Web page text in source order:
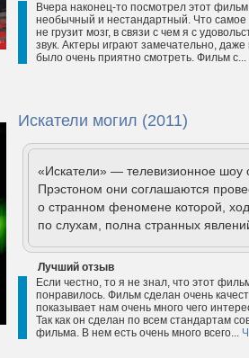
Вчера наконец-то посмотрел этот
необычный и нестандартный. Что самое
не грузит мозг, в связи с чем я с
звук. Актеры играют замечательно,
было очень приятно смотреть. Фильм с...
Искатели могил (2011)
«Искатели» — телевизионное шоу
Прэстоном они соглашаются
о странном феномене которой,
по слухам, полна странных
Лучший отзыв
Если честно, то я не знал, что этот
понравилось. Фильм сделан очень
показывает нам очень много чего
Так как он сделан по всем стандартам
фильма. В нем есть очень много всего...